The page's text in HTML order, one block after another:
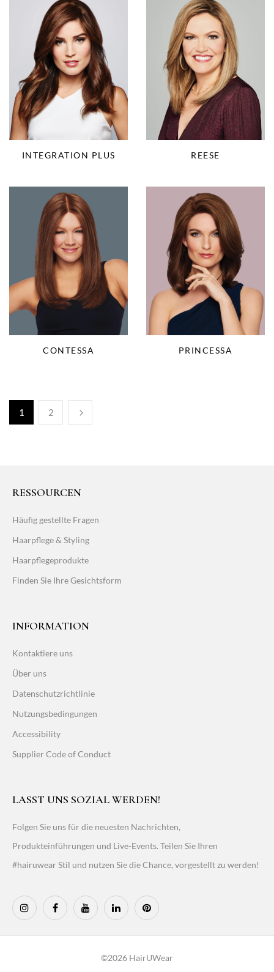
INTEGRATION PLUS REESE
CONTESSA PRINCESSA
1 2
RESSOURCEN
Häufig gestellte Fragen
Haarpflege & Styling
Haarpflegeprodukte
Finden Sie Ihre Gesichtsform
INFORMATION
Kontaktiere uns
Über uns
Datenschutzrichtlinie
Nutzungsbedingungen
Accessibility
Supplier Code of Conduct
LASST UNS SOZIAL WERDEN!
Folgen Sie uns für die neuesten Nachrichten,
Produkteinführungen und Live-Events. Teilen Sie Ihren
#hairuwear Stil und nutzen Sie die Chance, vorgestellt zu werden!
©2026 HairUWear